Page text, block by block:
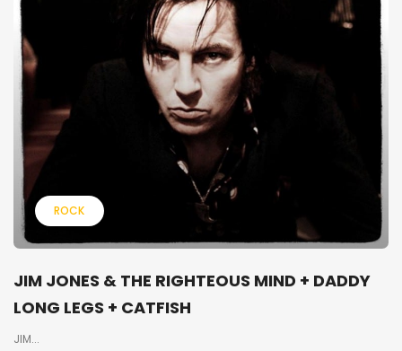
ROCK
JIM JONES & THE RIGHTEOUS MIND + DADDY
LONG LEGS + CATFISH
JIM...